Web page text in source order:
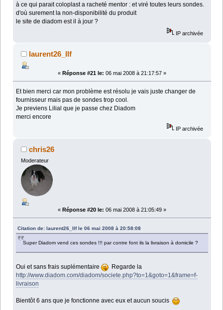
à ce qui parait coloplast a racheté mentor : et viré toutes leurs sondes.
d'où surement la non-disponibilité du produit
le site de diadom est il à jour ?
IP archivée
laurent26_llf
« Réponse #21 le: 06 mai 2008 à 21:17:57 »
Et bien merci car mon problème est résolu je vais juste changer de
fournisseur mais pas de sondes trop cool.
Je previens Lilial que je passe chez Diadom
merci encore
IP archivée
chris26
Moderateur
« Réponse #20 le: 06 mai 2008 à 21:05:49 »
Citation de: laurent26_llf le 06 mai 2008 à 20:58:08
Super Diadom vend ces sondes !!! par contre font ils la livraison à domicile ?
Oui et sans frais suplémentaire
Regarde la
http://www.diadom.com/diadom/societe.php?to=1&goto=1&frame=f-
livraison
Bientôt 6 ans que je fonctionne avec eux et aucun soucis